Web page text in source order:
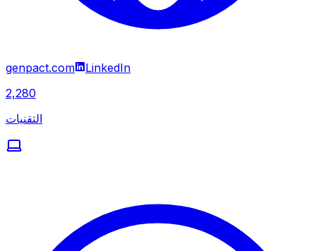
genpact.com
LinkedIn
2,280
التقنيات